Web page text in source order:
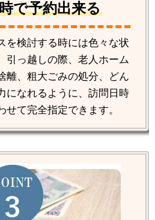
で予約出来る
を検討する時には色々な状
引っ越しの際、老人ホーム
離、粗大ごみの処分、どん
になれるように、訪問日時
て完全指定できます。